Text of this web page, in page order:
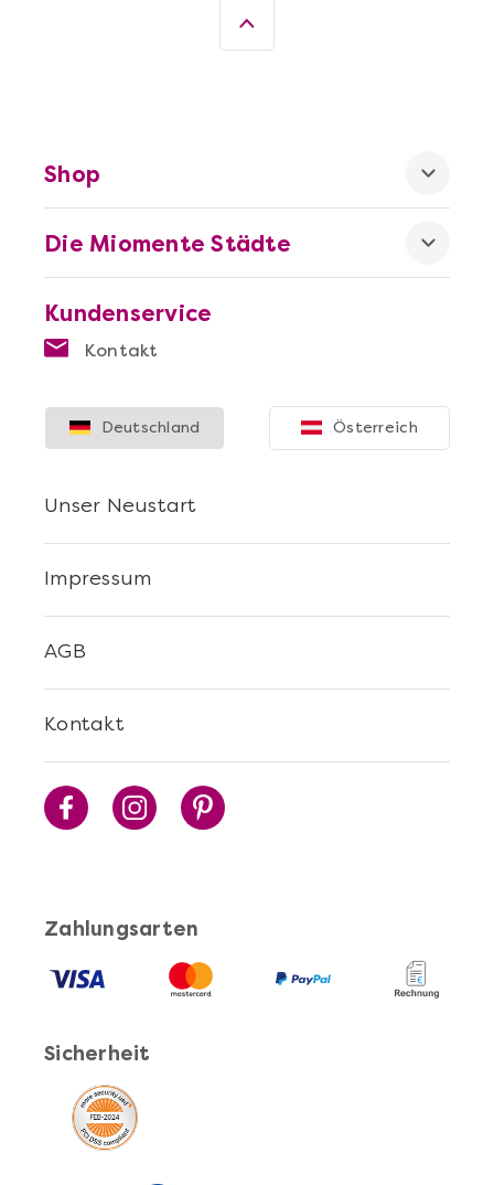
Leipzig erschmecken
Mehr anzeigen
Sushi Selber Machen - DIY-Set
Cocktails Selber Machen - DIY-Set
Kundenservice
Kontakt
Die Miomente Städte
Shop
Zahlungsarten
Sicherheit
Kontakt
AGB
Impressum
Unser Neustart
Deutschland Österreich